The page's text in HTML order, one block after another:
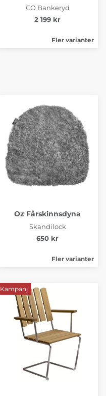
CO Bankeryd
2 199 kr
Fler varianter
Oz Fårskinnsdyna
Skandilock
650 kr
Fler varianter
Kampanj